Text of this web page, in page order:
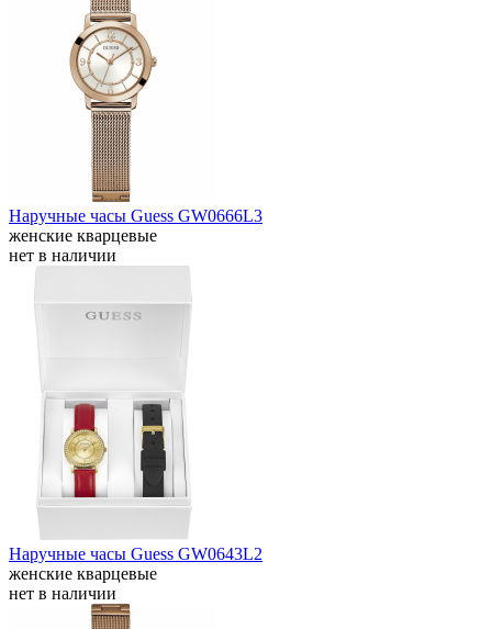
Наручные часы Guess GW0666L3
женские кварцевые
нет в наличии
Наручные часы Guess GW0643L2
женские кварцевые
нет в наличии